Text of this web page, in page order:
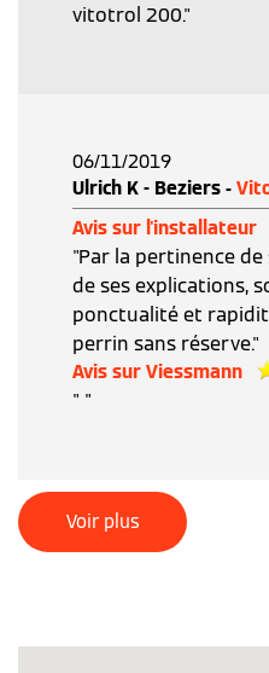
vitotrol 200."
06/11/2019
Ulrich K - Beziers -
Avis sur l'installateur
"Par la pertinence
de ses explications,
ponctualité et
perrin sans réserve."
Avis sur Viessmann
" "
Voir plus